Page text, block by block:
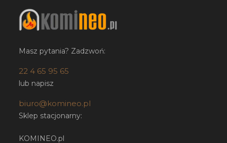
Masz pytania? Zadzwoń:
22 4 65 95 65
lub napisz
biuro@komineo.pl
Sklep stacjonarny:
KOMINEO.pl